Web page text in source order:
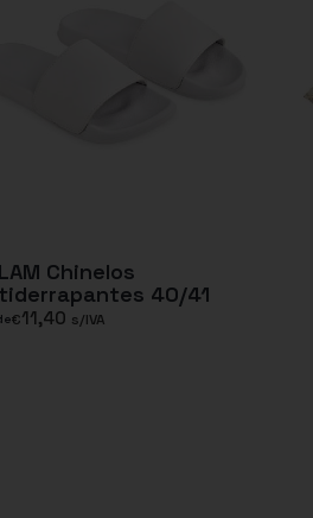
Chinelos
40/41
€11,40 s/IVA